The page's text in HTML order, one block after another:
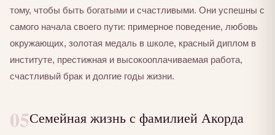
тому, чтобы быть богатыми и счастливыми. Они успешны с
самого начала своего пути: примерное поведение, любовь
окружающих, золотая медаль в школе, красный диплом в
институте, престижная и высокооплачиваемая работа,
счастливый брак и долгие годы жизни.
05Семейная жизнь с фамилией Акорда